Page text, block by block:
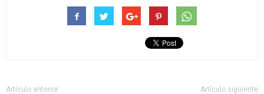
Artículo anterior Artículo siguiente